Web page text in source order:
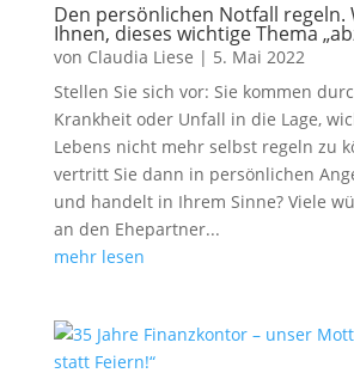
Den persönlichen Notfall regeln.
Ihnen, dieses wichtige Thema
von Claudia Liese | 5. Mai 2022
Stellen Sie sich vor: Sie kommen
Krankheit oder Unfall in die Lage,
Lebens nicht mehr selbst regeln zu
vertritt Sie dann in persönlichen
und handelt in Ihrem Sinne? Viele
an den Ehepartner...
mehr lesen